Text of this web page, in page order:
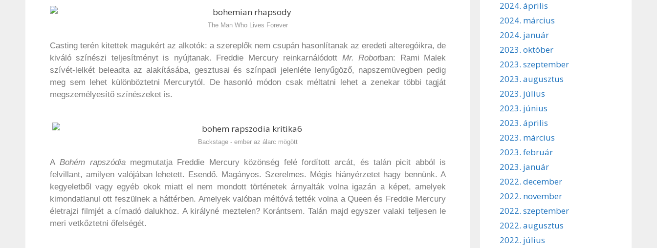
The Man Who Lives Forever
Casting terén kitettek magukért az alkotók: a szereplők nem csupán hasonlítanak az eredeti alteregóikra, de
kiváló színészi teljesítményt is nyújtanak. Freddie Mercury reinkarnálódott Mr. Robotban: Rami Malek
szívét-lelkét beleadta az alakításába, gesztusai és színpadi jelenléte lenyűgöző, napszemüvegben pedig
meg sem lehet különböztetni Mercurytól. De hasonló módon csak méltatni lehet a zenekar többi tagját
megszemélyesítő színészeket is.
Backstage - ember az álarc mögött
ABohém rapszódia megmutatja Freddie Mercury közönség felé fordított arcát, és talán picit abból is
felvillant, amilyen valójában lehetett. Esendő. Magányos. Szerelmes. Mégis hiányérzetet hagy bennünk. A
kegyeletből vagy egyéb okok miatt el nem mondott történetek árnyalták volna igazán a képet, amelyek
kimondatlanul ott feszülnek a háttérben. Amelyek valóban méltóvá tették volna a Queen és Freddie Mercury
életrajzi filmjét a címadó dalukhoz. A királyné meztelen? Korántsem. Talán majd egyszer valaki teljesen le
meri vetkőztetni őfelségét.
2024. április
2024. március
2024. január
2023. október
2023. szeptember
2023. augusztus
2023. július
2023. június
2023. április
2023. március
2023. február
2023. január
2022. december
2022. november
2022. szeptember
2022. augusztus
2022. július